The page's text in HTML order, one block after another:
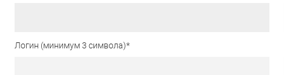
Логин (минимум 3 символа)*